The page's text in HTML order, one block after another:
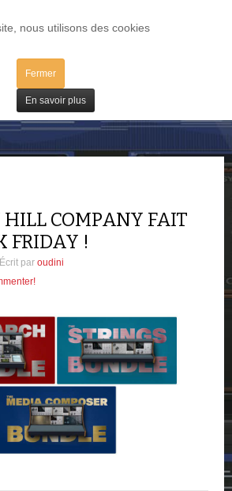
nous utilisons des cookies
Fermer
En savoir plus
LOG IN
HILL COMPANY FAIT
FRIDAY !
Écrit par oudini